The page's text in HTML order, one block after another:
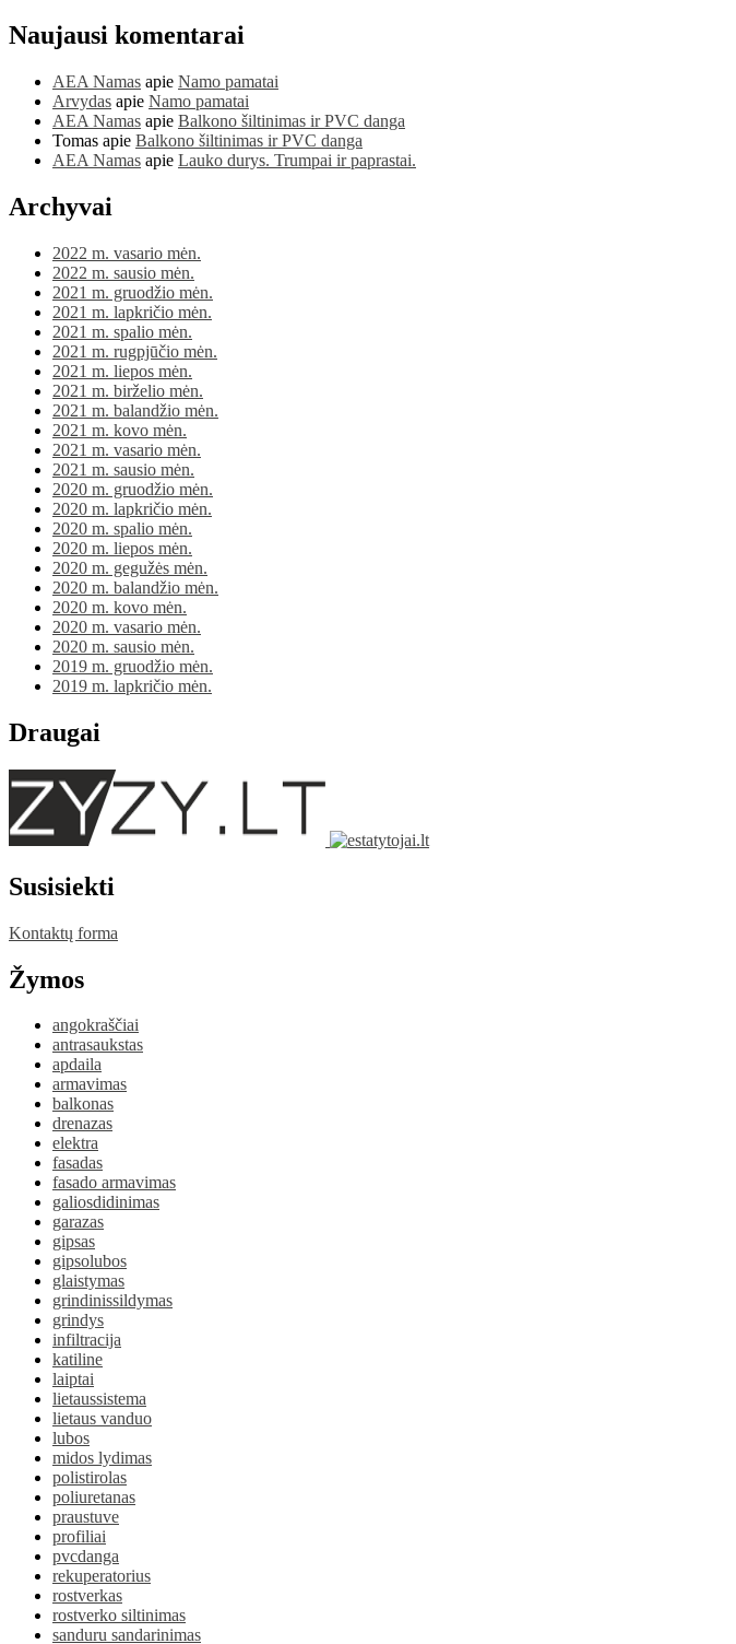
Naujausi komentarai
AEA Namas apie Namo pamatai
Arvydas apie Namo pamatai
AEA Namas apie Balkono šiltinimas ir PVC danga
Tomas apie Balkono šiltinimas ir PVC danga
AEA Namas apie Lauko durys. Trumpai ir paprastai.
Archyvai
2022 m. vasario mėn.
2022 m. sausio mėn.
2021 m. gruodžio mėn.
2021 m. lapkričio mėn.
2021 m. spalio mėn.
2021 m. rugpjūčio mėn.
2021 m. liepos mėn.
2021 m. birželio mėn.
2021 m. balandžio mėn.
2021 m. kovo mėn.
2021 m. vasario mėn.
2021 m. sausio mėn.
2020 m. gruodžio mėn.
2020 m. lapkričio mėn.
2020 m. spalio mėn.
2020 m. liepos mėn.
2020 m. gegužės mėn.
2020 m. balandžio mėn.
2020 m. kovo mėn.
2020 m. vasario mėn.
2020 m. sausio mėn.
2019 m. gruodžio mėn.
2019 m. lapkričio mėn.
Draugai
Susisiekti
Kontaktų forma
Žymos
angokraščiai
antrasaukstas
apdaila
armavimas
balkonas
drenazas
elektra
fasadas
fasado armavimas
galiosdidinimas
garazas
gipsas
gipsolubos
glaistymas
grindinissildymas
grindys
infiltracija
katiline
laiptai
lietaussistema
lietaus vanduo
lubos
midos lydimas
polistirolas
poliuretanas
praustuve
profiliai
pvcdanga
rekuperatorius
rostverkas
rostverko siltinimas
sanduru sandarinimas